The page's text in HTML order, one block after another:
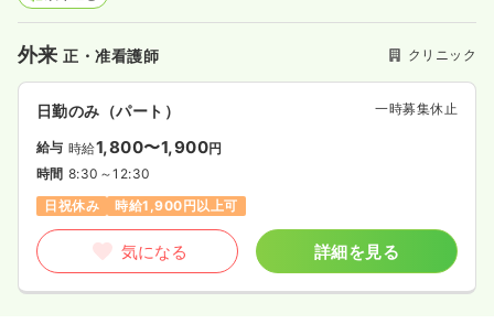
外来正・准看護師 クリニック
日勤のみ（パート） 一時募集休止
給与 時給1,800〜1,900円
時間 8:30～12:30
日祝休み
時給1,900円以上可
気になる 詳細を見る